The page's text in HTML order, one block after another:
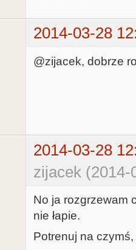
2014-03-28
@zijacek, dobrze
2014-03-28
zijacek (2014-
No ja rozgrzewam
nie łapie.
Potrenuj na